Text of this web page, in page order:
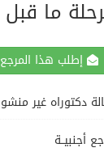
ما
إطلب هذا المرجع
دكتوراه غير
أجنبيــة